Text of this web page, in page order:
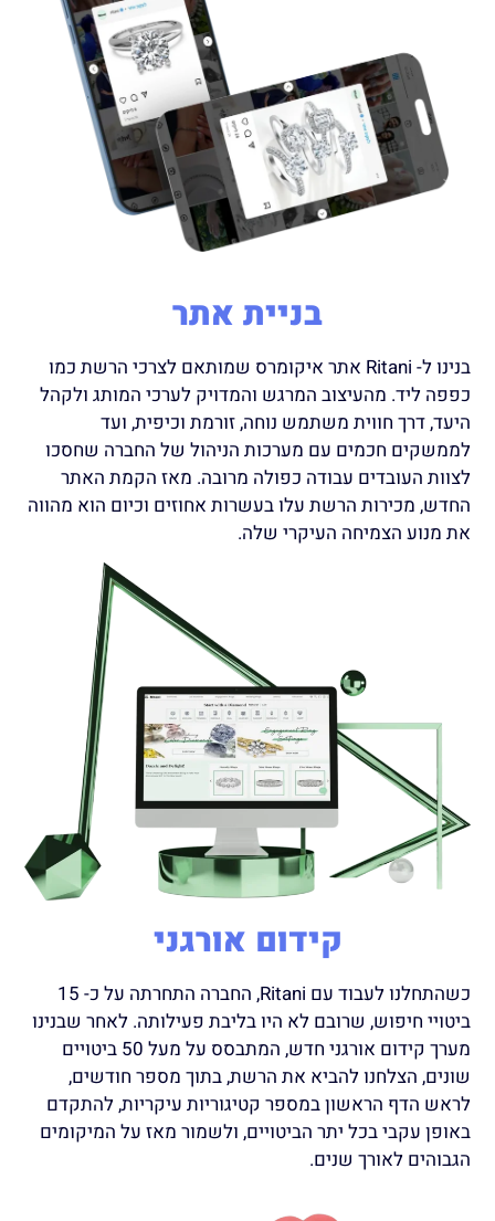
בניית אתר
בנינו ל- Ritani אתר איקומרס שמותאם לצרכי הרשת כמו
כפפה ליד. מהעיצוב המרגש והמדויק לערכי המותג ולקהל
היעד, דרך חווית משתמש נוחה, זורמת וכיפית, ועד
לממשקים חכמים עם מערכות הניהול של החברה שחסכו
לצוות העובדים עבודה כפולה מרובה. מאז הקמת האתר
החדש, מכירות הרשת עלו בעשרות אחוזים וכיום הוא מהווה
את מנוע הצמיחה העיקרי שלה.
קידום אורגני
כשהתחלנו לעבוד עם Ritani, החברה התחרתה על כ- 15
ביטויי חיפוש, שרובם לא היו בליבת פעילותה. לאחר שבנינו
מערך קידום אורגני חדש, המתבסס על מעל 50 ביטויים
שונים, הצלחנו להביא את הרשת, בתוך מספר חודשים,
לראש הדף הראשון במספר קטיגוריות עיקריות, להתקדם
באופן עקבי בכל יתר הביטויים, ולשמור מאז על המיקומים
הגבוהים לאורך שנים.